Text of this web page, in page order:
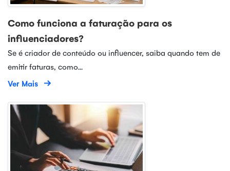
Como funciona a faturação para os
influenciadores?
Se é criador de conteúdo ou influencer, saiba quando tem de
emitir faturas, como...
Ver Mais